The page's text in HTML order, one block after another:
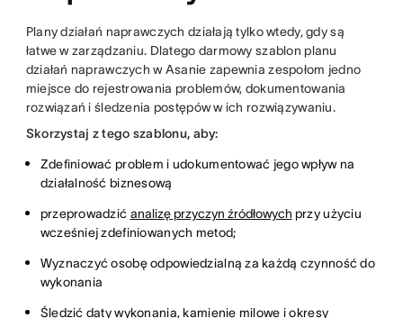
Plany działań naprawczych działają tylko wtedy, gdy są
łatwe w zarządzaniu. Dlatego darmowy szablon planu
działań naprawczych w Asanie zapewnia zespołom jedno
miejsce do rejestrowania problemów, dokumentowania
rozwiązań i śledzenia postępów w ich rozwiązywaniu.
Skorzystaj z tego szablonu, aby:
Zdefiniować problem i udokumentować jego wpływ na
działalność biznesową
przeprowadzić analizę przyczyn źródłowych przy użyciu
wcześniej zdefiniowanych metod;
Wyznaczyć osobę odpowiedzialną za każdą czynność do
wykonania
Śledzić daty wykonania, kamienie milowe i okresy